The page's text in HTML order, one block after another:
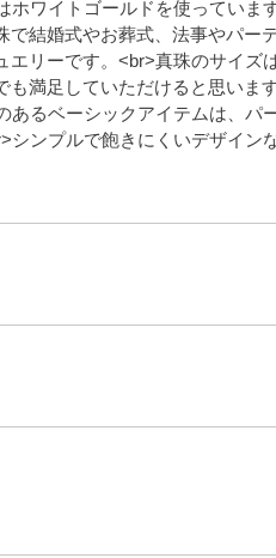
ワイトゴールドを使っていま
で結婚式やお葬式、法事やパー
リーです。<br>真珠のサイズ
満足していただけると思いま
るベーシックアイテムは、パ
ンプルで飽きにくいデザイン